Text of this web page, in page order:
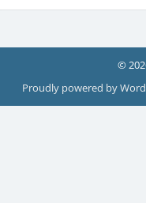
©
Proudly powered by